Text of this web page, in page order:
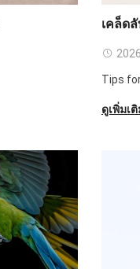
เคล็ด
Tips
ดูเพิ่มเ